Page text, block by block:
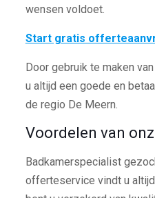
wensen voldoet.
Start gratis
Door gebruik te maken
u altijd een goede en
de regio De Meern.
Voordelen van
Badkamerspecialist
offerteservice vindt u